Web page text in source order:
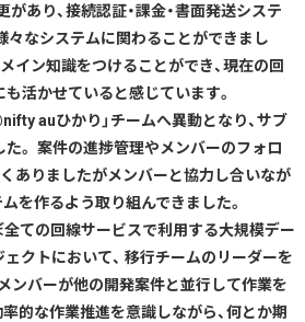
あり、接続認証・課金・書面発送システ
々なシステムに関わることができまし
イン知識をつけることができ、現在の回
活かせていると感じています。
auひかり」チームへ異動となり、サブ
た。 案件の進捗管理やメンバーのフォロ
ありましたがメンバーと協力し合いなが
を作るよう取り組んできました。
全ての回線サービスで利用する大規模デー
クトにおいて、 移行チームのリーダーを
ンバーが他の開発案件と並行して作業を
的な作業推進を意識しながら、何とか期